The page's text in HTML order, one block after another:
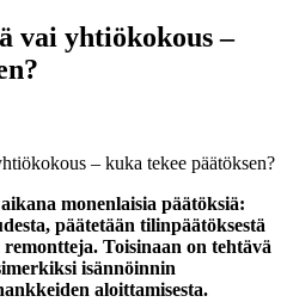
vai yhtiökokous –
– kuka tekee päätöksen?
monenlaisia päätöksiä:
päätetään tilinpäätöksestä
Toisinaan on tehtävä
isännöinnin
aloittamisesta.